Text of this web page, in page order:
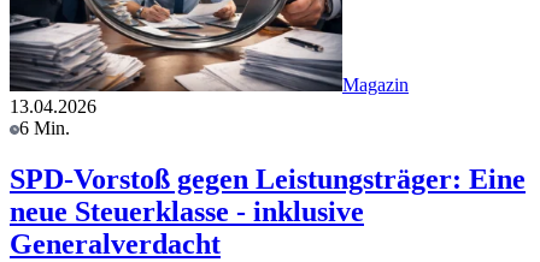
Magazin
13.04.2026
6 Min.
SPD-Vorstoß gegen Leistungsträger: Eine
neue Steuerklasse - inklusive
Generalverdacht